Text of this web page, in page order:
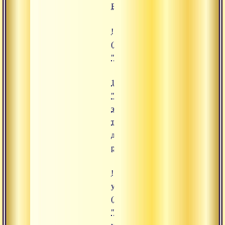
Богу?"
![19.11.2024 "Сексуальная
(https://www.advayta.org/upload/
"19.11.2024 "Сексуальная
19.11.2024
"Сексуальная
энергия как
топливо для
духовного
роста"
![18.11.2024 "Почему ученики
учителя?"]
(https://www.advayta.org/upload/
"18.11.2024 "Почему ученики